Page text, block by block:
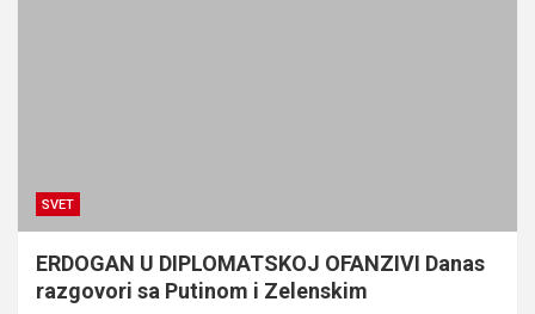
SVET
ERDOGAN U DIPLOMATSKOJ OFANZIVI Danas
razgovori sa Putinom i Zelenskim